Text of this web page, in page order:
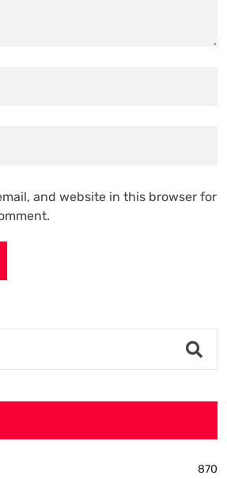
and website in this browser for
870